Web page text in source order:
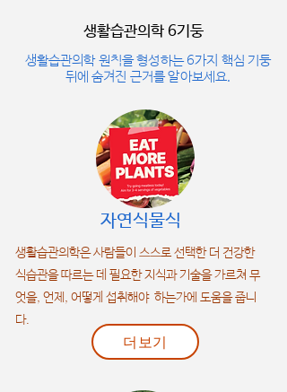
​생활습관의학 6기둥
생활습관의학 원칙을 형성하는 6가지 핵심 기둥
뒤에 숨겨진 근거를 알아보세요.
​자연식물식
생활습관의학은 사람들이 스스로 선택한 더 건강한
식습관을 따르는 데 필요한 지식과 기술을 가르쳐 무
엇을, 언제, 어떻게 섭취해야 하는가에 도움을 줍니
다.
더보기